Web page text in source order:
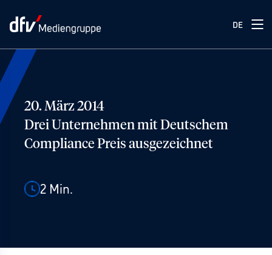
DE
20. März 2014
Drei Unternehmen mit Deutschem
Compliance Preis ausgezeichnet
2 Min.